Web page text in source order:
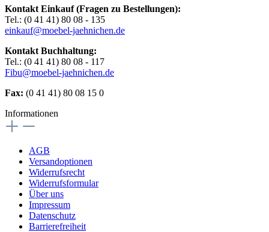
Kontakt Einkauf (Fragen zu Bestellungen):
Tel.: (0 41 41) 80 08 - 135
einkauf@moebel-jaehnichen.de
Kontakt Buchhaltung:
Tel.: (0 41 41) 80 08 - 117
Fibu@moebel-jaehnichen.de
Fax: (0 41 41) 80 08 15 0
Informationen
AGB
Versandoptionen
Widerrufsrecht
Widerrufsformular
Über uns
Impressum
Datenschutz
Barrierefreiheit